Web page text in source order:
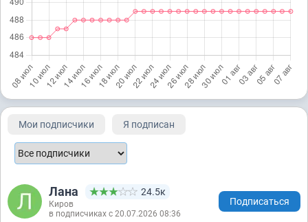
Мои подписчики Я подписан
Лана 24.5к
Киров
в подписчиках с 20.07.2026 08:36
Подписаться